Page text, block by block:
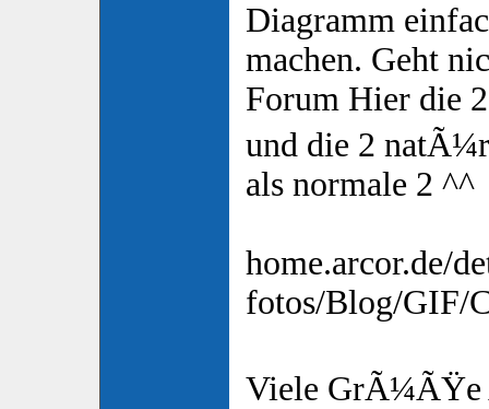
Diagramm
machen. Geht
Forum Hier die
und die 2
als normale 2 ^^
home.arcor.de/
fotos/Blog/GIF/
Viele GrÃ¼ÃŸe